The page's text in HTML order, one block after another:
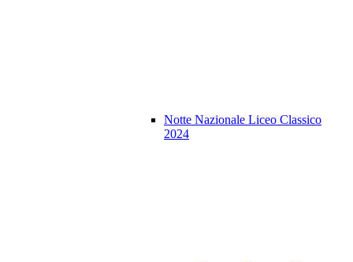
Notte Nazionale Liceo Classico
2024